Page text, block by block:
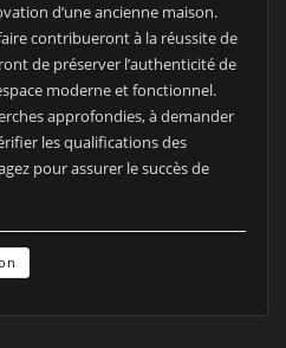
d’une ancienne maison.
contribueront à la réussite de
de préserver l’authenticité de
moderne et fonctionnel.
approfondies, à demander
les qualifications des
pour assurer le succès de